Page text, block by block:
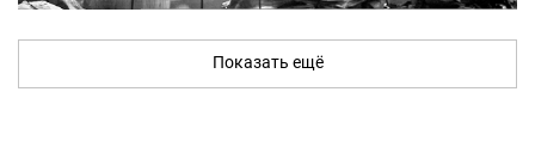
Показать ещё